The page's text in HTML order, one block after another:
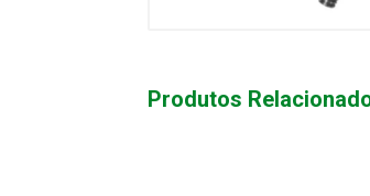
Produtos